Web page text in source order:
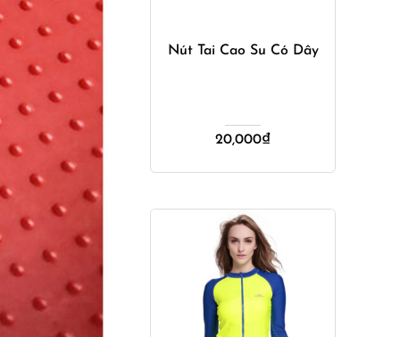
Nút Tai Cao Su Có Dây
20,000₫